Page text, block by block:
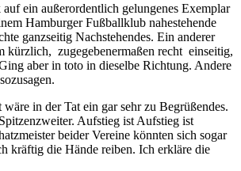
ein außerordentlich gelungenes Exemplar
Hamburger Fußballklub nahestehende
ganzseitig Nachstehendes. Ein anderer
kürzlich, zugegebenermaßen recht einseitig,
aber in toto in dieselbe Richtung. Andere
in der Tat ein gar sehr zu Begrüßendes.
Aufstieg ist Aufstieg ist
beider Vereine könnten sich sogar
kräftig die Hände reiben. Ich erkläre die